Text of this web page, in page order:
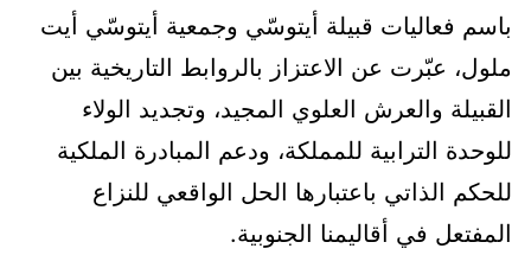
باسم فعاليات قبيلة أيتوسّي وجمعية أيتوسّي أيت
ملول، عبّرت عن الاعتزاز بالروابط التاريخية بين
القبيلة والعرش العلوي المجيد، وتجديد الولاء
للوحدة الترابية للمملكة، ودعم المبادرة الملكية
للحكم الذاتي باعتبارها الحل الواقعي للنزاع
المفتعل في أقاليمنا الجنوبية.